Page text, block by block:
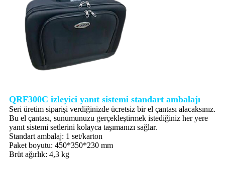
QRF300C izleyici yanıt sistemi standart ambalajı
Seri üretim siparişi verdiğinizde ücretsiz bir el çantası alacaksınız.
Bu el çantası, sunumunuzu gerçekleştirmek istediğiniz her yere
yanıt sistemi setlerini kolayca taşımanızı sağlar.
Standart ambalaj: 1 set/karton
Paket boyutu: 450*350*230 mm
Brüt ağırlık: 4,3 kg